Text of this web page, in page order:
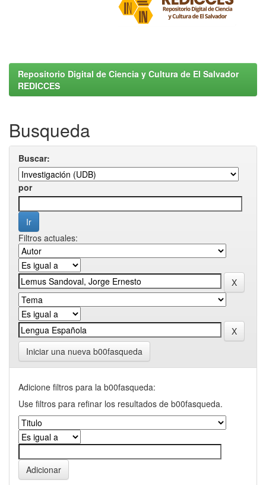
Repositorio Digital de Ciencia y Cultura de El Salvador
REDICCES
Busqueda
Buscar:
por
Filtros actuales:
Iniciar una nueva b00fasqueda
Adicione filtros para la b00fasqueda:
Use filtros para refinar los resultados de b00fasqueda.